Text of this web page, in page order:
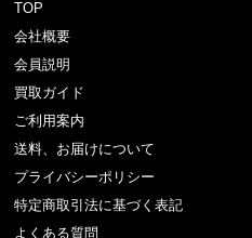
TOP
会社概要
会員説明
買取ガイド
ご利用案内
送料、お届けについて
プライバシーポリシー
特定商取引法に基づく表記
よくある質問